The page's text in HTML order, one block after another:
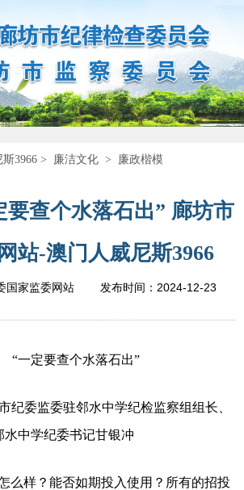
3966 > 廉洁文化 > 廉政楷模
要查个水落石出” 廊坊市
站-澳门人威尼斯3966
国家监委网站 发布时间： 2024-12-23
定要查个水落石出”
委监委驻邻水中学纪检监察组组长、
水中学纪委书记甘银冲
样？能否如期投入使用？所有的招投